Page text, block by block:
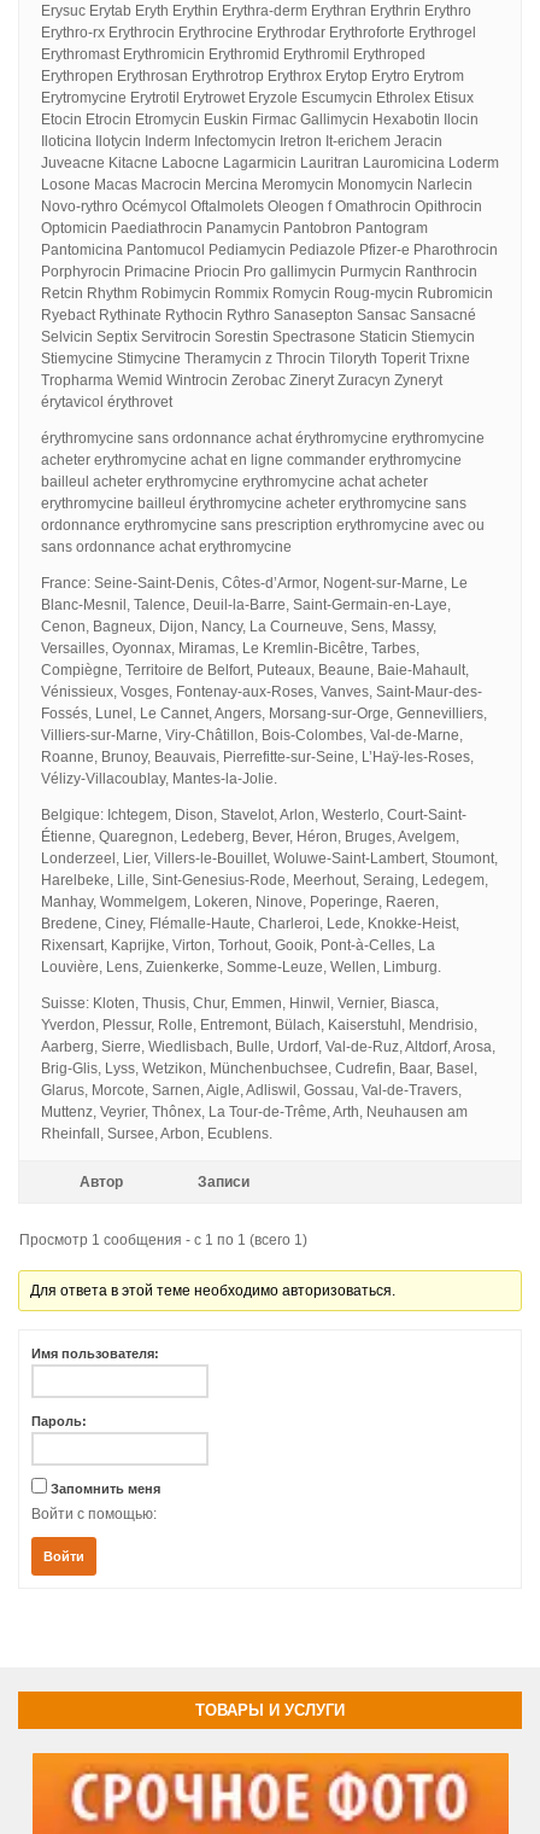
Erysuc Erytab Eryth Erythin Erythra-derm Erythran Erythrin Erythro
Erythro-rx Erythrocin Erythrocine Erythrodar Erythroforte Erythrogel
Erythromast Erythromicin Erythromid Erythromil Erythroped
Erythropen Erythrosan Erythrotrop Erythrox Erytop Erytro Erytrom
Erytromycine Erytrotil Erytrowet Eryzole Escumycin Ethrolex Etisux
Etocin Etrocin Etromycin Euskin Firmac Gallimycin Hexabotin Ilocin
Iloticina Ilotycin Inderm Infectomycin Iretron It-erichem Jeracin
Juveacne Kitacne Labocne Lagarmicin Lauritran Lauromicina Loderm
Losone Macas Macrocin Mercina Meromycin Monomycin Narlecin
Novo-rythro Océmycol Oftalmolets Oleogen f Omathrocin Opithrocin
Optomicin Paediathrocin Panamycin Pantobron Pantogram
Pantomicina Pantomucol Pediamycin Pediazole Pfizer-e Pharothrocin
Porphyrocin Primacine Priocin Pro gallimycin Purmycin Ranthrocin
Retcin Rhythm Robimycin Rommix Romycin Roug-mycin Rubromicin
Ryebact Rythinate Rythocin Rythro Sanasepton Sansac Sansacné
Selvicin Septix Servitrocin Sorestin Spectrasone Staticin Stiemycin
Stiemycine Stimycine Theramycin z Throcin Tiloryth Toperit Trixne
Tropharma Wemid Wintrocin Zerobac Zineryt Zuracyn Zyneryt
érytavicol érythrovet
érythromycine sans ordonnance achat érythromycine erythromycine
acheter erythromycine achat en ligne commander erythromycine
bailleul acheter erythromycine erythromycine achat acheter
erythromycine bailleul érythromycine acheter erythromycine sans
ordonnance erythromycine sans prescription erythromycine avec ou
sans ordonnance achat erythromycine
France: Seine-Saint-Denis, Côtes-d’Armor, Nogent-sur-Marne, Le
Blanc-Mesnil, Talence, Deuil-la-Barre, Saint-Germain-en-Laye,
Cenon, Bagneux, Dijon, Nancy, La Courneuve, Sens, Massy,
Versailles, Oyonnax, Miramas, Le Kremlin-Bicêtre, Tarbes,
Compiègne, Territoire de Belfort, Puteaux, Beaune, Baie-Mahault,
Vénissieux, Vosges, Fontenay-aux-Roses, Vanves, Saint-Maur-des-
Fossés, Lunel, Le Cannet, Angers, Morsang-sur-Orge, Gennevilliers,
Villiers-sur-Marne, Viry-Châtillon, Bois-Colombes, Val-de-Marne,
Roanne, Brunoy, Beauvais, Pierrefitte-sur-Seine, L’Haÿ-les-Roses,
Vélizy-Villacoublay, Mantes-la-Jolie.
Belgique: Ichtegem, Dison, Stavelot, Arlon, Westerlo, Court-Saint-
Étienne, Quaregnon, Ledeberg, Bever, Héron, Bruges, Avelgem,
Londerzeel, Lier, Villers-le-Bouillet, Woluwe-Saint-Lambert, Stoumont,
Harelbeke, Lille, Sint-Genesius-Rode, Meerhout, Seraing, Ledegem,
Manhay, Wommelgem, Lokeren, Ninove, Poperinge, Raeren,
Bredene, Ciney, Flémalle-Haute, Charleroi, Lede, Knokke-Heist,
Rixensart, Kaprijke, Virton, Torhout, Gooik, Pont-à-Celles, La
Louvière, Lens, Zuienkerke, Somme-Leuze, Wellen, Limburg.
Suisse: Kloten, Thusis, Chur, Emmen, Hinwil, Vernier, Biasca,
Yverdon, Plessur, Rolle, Entremont, Bülach, Kaiserstuhl, Mendrisio,
Aarberg, Sierre, Wiedlisbach, Bulle, Urdorf, Val-de-Ruz, Altdorf, Arosa,
Brig-Glis, Lyss, Wetzikon, Münchenbuchsee, Cudrefin, Baar, Basel,
Glarus, Morcote, Sarnen, Aigle, Adliswil, Gossau, Val-de-Travers,
Muttenz, Veyrier, Thônex, La Tour-de-Trême, Arth, Neuhausen am
Rheinfall, Sursee, Arbon, Ecublens.
Автор Записи
Просмотр 1 сообщения - с 1 по 1 (всего 1)
Для ответа в этой теме необходимо авторизоваться.
Имя пользователя:
Пароль:
Запомнить меня
Войти с помощью:
Войти
ТОВАРЫ И УСЛУГИ